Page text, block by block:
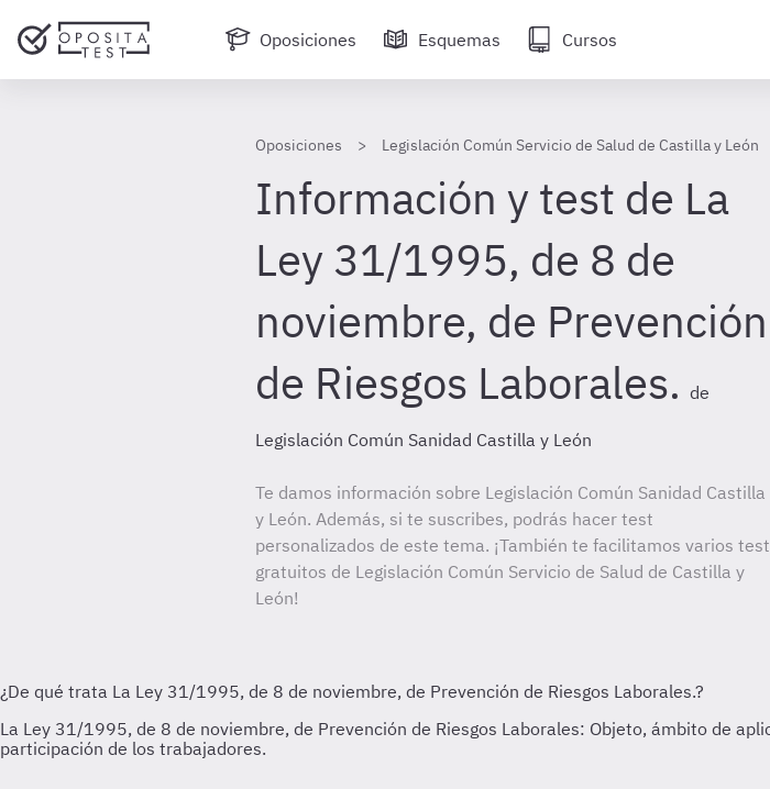
Oposiciones Esquemas Cursos
Oposiciones Legislación Común Servicio de Salud de Castilla y León
Información y test de La
Ley 31/1995, de 8 de
noviembre, de Prevención
de Riesgos Laborales. de
Legislación Común Sanidad Castilla y León
Te damos información sobre Legislación Común Sanidad Castilla
y León. Además, si te suscribes, podrás hacer test
personalizados de este tema. ¡También te facilitamos varios test
gratuitos de Legislación Común Servicio de Salud de Castilla y
León!